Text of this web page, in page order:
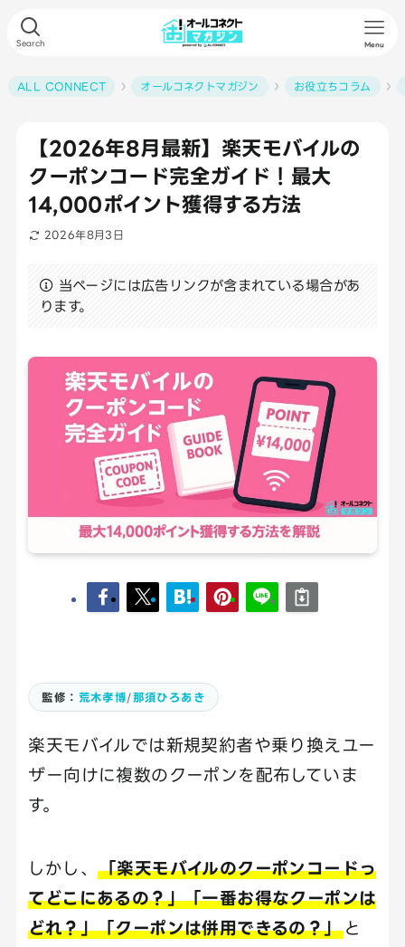
Search Menu
ALL CONNECT オールコネクトマガジン お役立ちコラム
【2026年8月最新】楽天モバイルの
クーポンコード完全ガイド！最大
14,000ポイント獲得する方法
2026年8月3日
当ページには広告リンクが含まれている場合があ
ります。
監修： 荒木孝博/那須ひろあき
楽天モバイルでは新規契約者や乗り換えユー
ザー向けに複数のクーポンを配布していま
す。
しかし、 「楽天モバイルのクーポンコードっ
てどこにあるの？」「一番お得なクーポンは
どれ？」「クーポンは併用できるの？」と